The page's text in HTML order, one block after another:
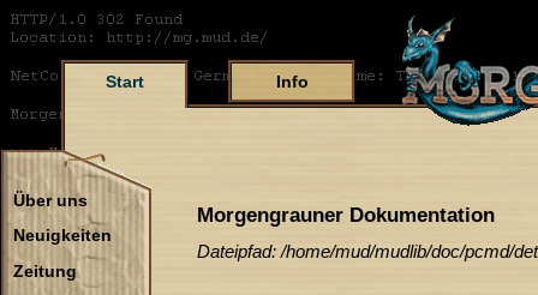
Start Info
Über uns
Neuigkeiten
Zeitung
Morgengrauner Dokumentation
Dateipfad: /home/mud/mudlib/doc/pcmd/